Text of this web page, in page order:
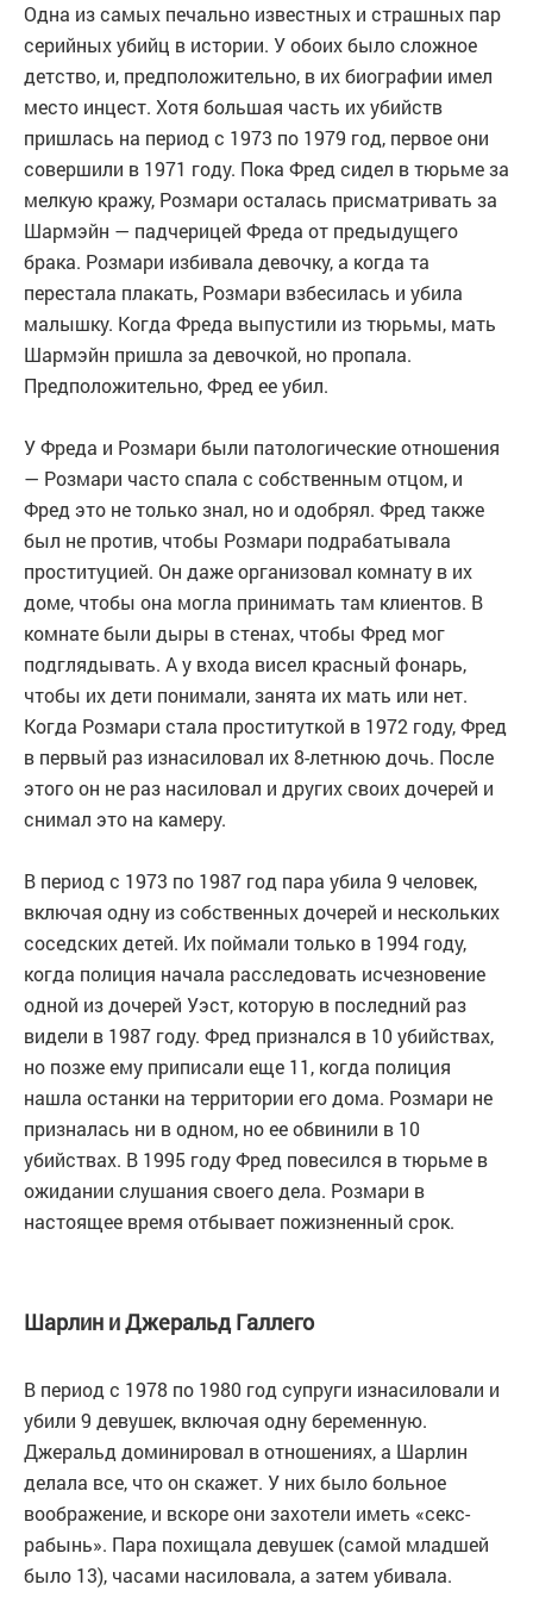
Одна из самых печально известных и страшных пар
серийных убийц в истории. У обоих было сложное
детство, и, предположительно, в их биографии имел
место инцест. Хотя большая часть их убийств
пришлась на период с 1973 по 1979 год, первое они
совершили в 1971 году. Пока Фред сидел в тюрьме за
мелкую кражу, Розмари осталась присматривать за
Шармэйн — падчерицей Фреда от предыдущего
брака. Розмари избивала девочку, а когда та
перестала плакать, Розмари взбесилась и убила
малышку. Когда Фреда выпустили из тюрьмы, мать
Шармэйн пришла за девочкой, но пропала.
Предположительно, Фред ее убил.
У Фреда и Розмари были патологические отношения
— Розмари часто спала с собственным отцом, и
Фред это не только знал, но и одобрял. Фред также
был не против, чтобы Розмари подрабатывала
проституцией. Он даже организовал комнату в их
доме, чтобы она могла принимать там клиентов. В
комнате были дыры в стенах, чтобы Фред мог
подглядывать. А у входа висел красный фонарь,
чтобы их дети понимали, занята их мать или нет.
Когда Розмари стала проституткой в 1972 году, Фред
в первый раз изнасиловал их 8-летнюю дочь. После
этого он не раз насиловал и других своих дочерей и
снимал это на камеру.
В период с 1973 по 1987 год пара убила 9 человек,
включая одну из собственных дочерей и нескольких
соседских детей. Их поймали только в 1994 году,
когда полиция начала расследовать исчезновение
одной из дочерей Уэст, которую в последний раз
видели в 1987 году. Фред признался в 10 убийствах,
но позже ему приписали еще 11, когда полиция
нашла останки на территории его дома. Розмари не
призналась ни в одном, но ее обвинили в 10
убийствах. В 1995 году Фред повесился в тюрьме в
ожидании слушания своего дела. Розмари в
настоящее время отбывает пожизненный срок.
Шарлин и Джеральд Галлего
В период с 1978 по 1980 год супруги изнасиловали и
убили 9 девушек, включая одну беременную.
Джеральд доминировал в отношениях, а Шарлин
делала все, что он скажет. У них было больное
воображение, и вскоре они захотели иметь «секс-
рабынь». Пара похищала девушек (самой младшей
было 13), часами насиловала, а затем убивала.